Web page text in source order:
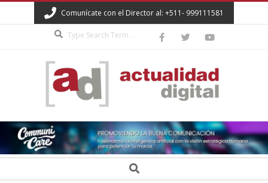
to
Comunícate con el Director al: +511- 999111581
ACTUALIDAD
DIGITAL Search